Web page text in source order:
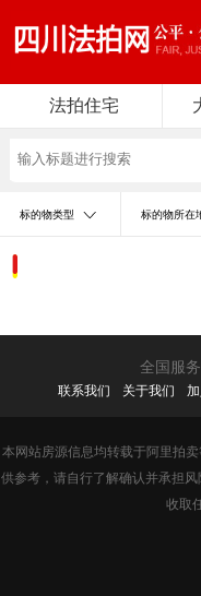
法拍住宅
标的物类型 标的物所在
全国服
联系我们 关于我们
本网站房源信息均转载于阿里拍
供参考，请自行了解确认并承担
收取